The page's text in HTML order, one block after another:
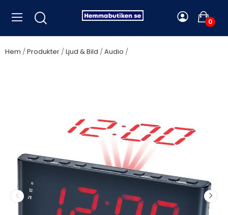
0
Hem Produkter Ljud & Bild Audio